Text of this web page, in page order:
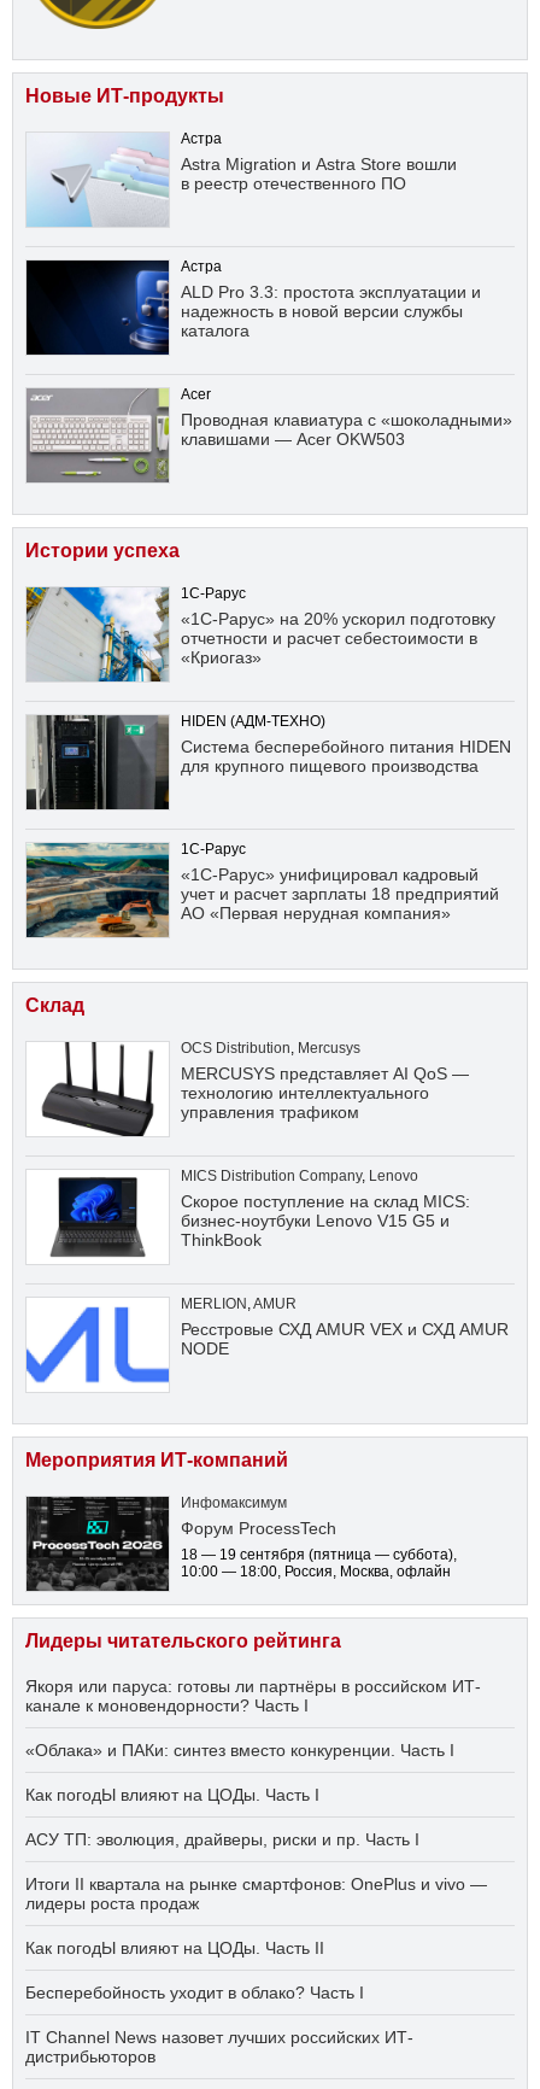
Новые ИТ-продукты
Астра
Astra Migration и Astra Store вошли
в реестр отечественного ПО
Астра
ALD Pro 3.3: простота эксплуатации и
надежность в новой версии службы
каталога
Acer
Проводная клавиатура с «шоколадными»
клавишами — Acer OKW503
Истории успеха
1С-Рарус
«1С-Рарус» на 20% ускорил подготовку
отчетности и расчет себестоимости в
«Криогаз»
HIDEN (АДМ-ТЕХНО)
Система бесперебойного питания HIDEN
для крупного пищевого производства
1С-Рарус
«1С-Рарус» унифицировал кадровый
учет и расчет зарплаты 18 предприятий
АО «Первая нерудная компания»
Склад
OCS Distribution Mercusys
MERCUSYS представляет AI QoS —
технологию интеллектуального
управления трафиком
MICS Distribution Company, Lenovo
Скорое поступление на склад MICS:
бизнес-ноутбуки Lenovo V15 G5 и
ThinkBook
MERLION AMUR
Ресстровые СХД AMUR VEX и СХД AMUR
NODE
Мероприятия ИТ-компаний
Инфомаксимум
Форум ProcessTech
18 — 19 сентября (пятница — суббота)
10:00 — 18:00 , Россия, Москва, офлайн
Лидеры читательского рейтинга
Якоря или паруса: готовы ли партнёры в российском ИТ-
канале к моновендорности? Часть I
«Облака» и ПАКи: синтез вместо конкуренции. Часть I
Как погодЫ влияют на ЦОДы. Часть I
АСУ ТП: эволюция, драйверы, риски и пр. Часть I
Итоги II квартала на рынке смартфонов: OnePlus и vivo —
лидеры роста продаж
Как погодЫ влияют на ЦОДы. Часть II
Бесперебойность уходит в облако? Часть I
IT Channel News назовет лучших российских ИТ-
дистрибьюторов